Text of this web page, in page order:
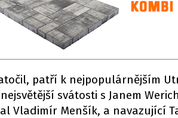
patří k nejpopulárnějším
svátosti s Janem
Vladimír Menšík, a navazující